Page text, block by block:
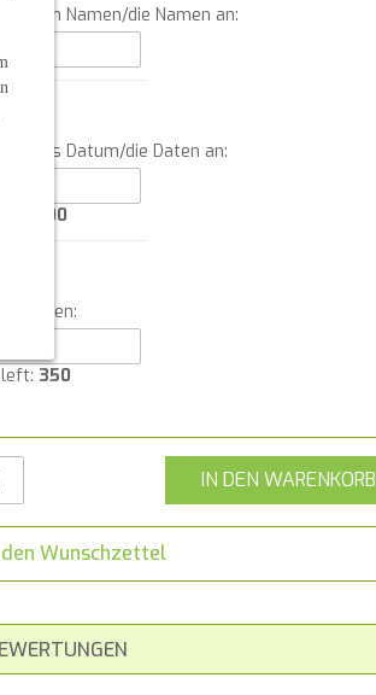
den Namen/die Namen an:
das Datum/die Daten an:
100
Angaben:
350
IN DEN WARENKORB
Wunschzettel